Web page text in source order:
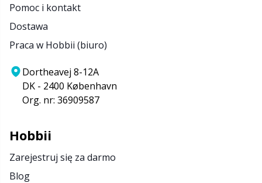
Pomoc i kontakt
Dostawa
Praca w Hobbii (biuro)
Dortheavej 8-12A
DK - 2400 København
Org. nr: 36909587
Hobbii
Zarejestruj się za darmo
Blog